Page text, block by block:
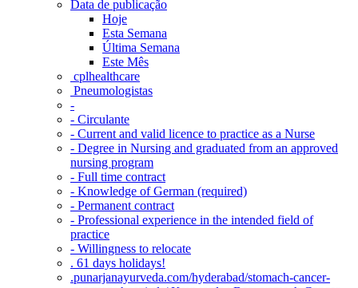
Data de publicação
Hoje
Esta Semana
Última Semana
Este Mês
‎ cplhealthcare‬
Pneumologistas
-
- Circulante
- Current and valid licence to practice as a Nurse
- Degree in Nursing and graduated from an approved
nursing program
- Full time contract
- Knowledge of German (required)
- Permanent contract
- Professional experience in the intended field of
practice
- Willingness to relocate
. 61 days holidays!
.punarjanayurveda.com/hyderabad/stomach-cancer-